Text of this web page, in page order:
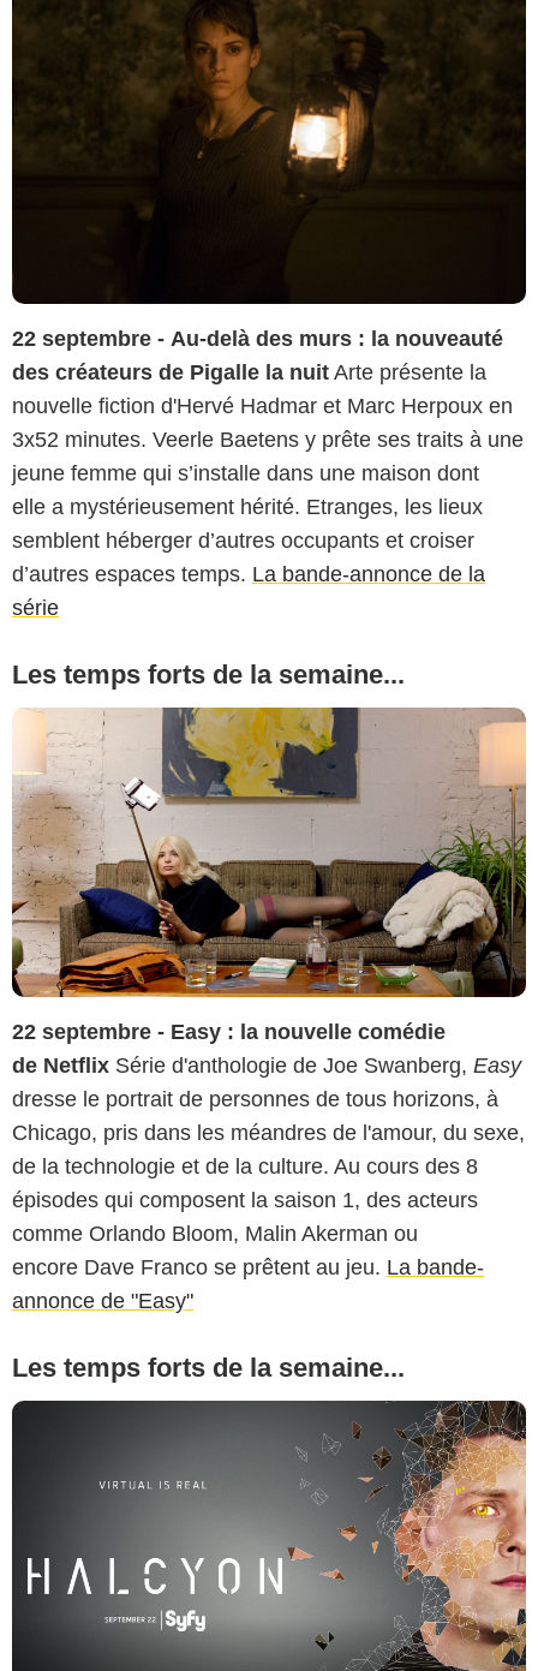
22 septembre - Au-delà des murs : la nouveauté
des créateurs de Pigalle la nuit Arte présente la
nouvelle fiction d'Hervé Hadmar et Marc Herpoux en
3x52 minutes. Veerle Baetens y prête ses traits à une
jeune femme qui s’installe dans une maison dont
elle a mystérieusement hérité. Etranges, les lieux
semblent héberger d’autres occupants et croiser
d’autres espaces temps. La bande-annonce de la
série
Les temps forts de la semaine...
22 septembre - Easy : la nouvelle comédie
de Netflix Série d'anthologie de Joe Swanberg, Easy
dresse le portrait de personnes de tous horizons, à
Chicago, pris dans les méandres de l'amour, du sexe,
de la technologie et de la culture. Au cours des 8
épisodes qui composent la saison 1, des acteurs
comme Orlando Bloom, Malin Akerman ou
encore Dave Franco se prêtent au jeu. La bande-
annonce de "Easy"
Les temps forts de la semaine...